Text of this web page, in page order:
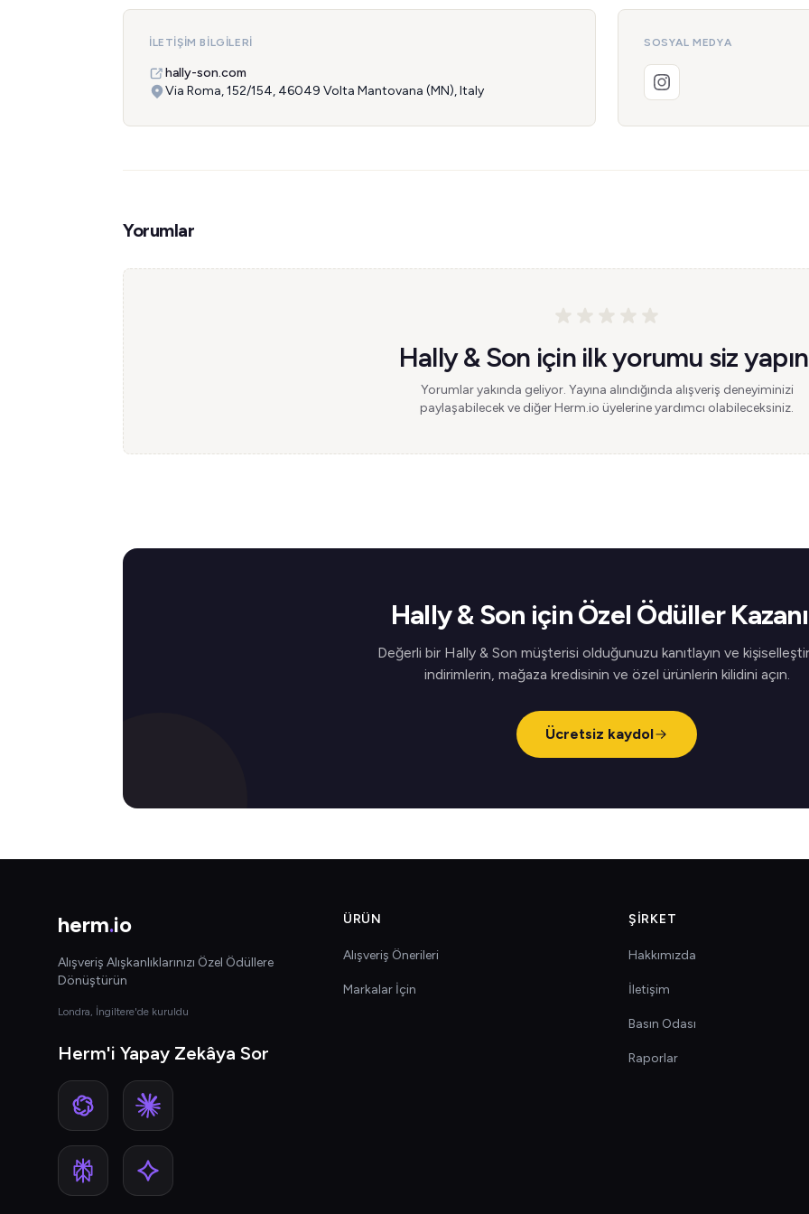
İLETIŞIM BILGILERI
hally-son.com
Via Roma, 152/154, 46049 Volta Mantovana (MN), Italy
SOSYAL MEDYA
Yorumlar
Hally & Son için ilk yorumu siz
Yorumlar yakında geliyor. Yayına alındığında alışveriş deneyiminizi
paylaşabilecek ve diğer Herm.io üyelerine yardımcı olabileceksiniz.
Hally & Son için Özel Ödüller
Değerli bir Hally & Son müşterisi olduğunuzu kanıtlayın ve
indirimlerin, mağaza kredisinin ve özel ürünlerin kilidini açın.
Ücretsiz kaydol
herm.io
Alışveriş Alışkanlıklarınızı Özel Ödüllere
Dönüştürün
Londra, İngiltere'de kuruldu
Herm'i Yapay Zekâya Sor
ÜRÜN
Alışveriş Önerileri
Markalar İçin
ŞIRKET
Hakkımızda
İletişim
Basın Odası
Raporlar